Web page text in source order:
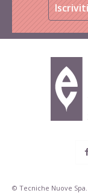
© Tecniche Nuove